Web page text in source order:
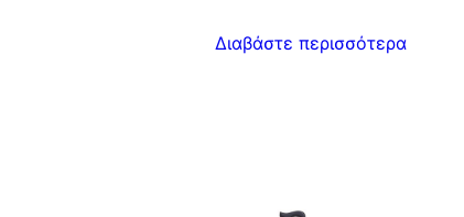
Διαβάστε περισσότερα